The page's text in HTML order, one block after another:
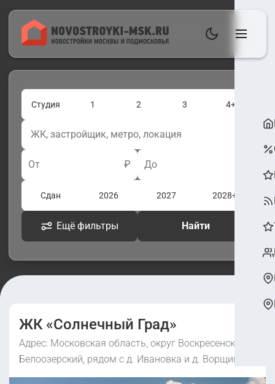
Студия 1 2 3 4+
От ₽ До
Сдан 2026 2027 2028+
Ещё фильтры Найти
ЖК «Солнечный Град»
Адрес: Московская область, округ Воскресенск, г/п
Белоозерский, рядом с д. Ивановка и д. Ворщиково